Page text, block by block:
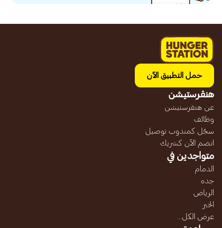
حمل التطبيق الآن
هنقرستيشن
عن هنقرستيشن
وظائف
سجّل كمندوب توصيل
انضم الآن كشريك
متواجدين في
الدمام
جده
الرياض
الخبر
عرض الكل...